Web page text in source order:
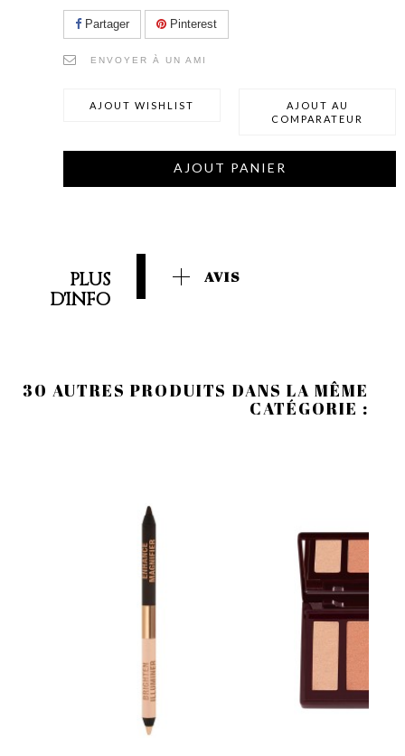
Partager Pinterest
ENVOYER À UN AMI
AJOUT WISHLIST
AJOUT AU
COMPARATEUR
AJOUT PANIER
PLUS
D'INFO
AVIS
30 AUTRES PRODUITS DANS LA MÊME
CATÉGORIE :